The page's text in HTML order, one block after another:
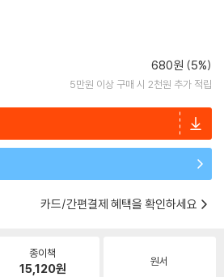
680원 (5%)
5만원 이상 구매 시 2천원 추가 적립
카드/간편결제 혜택을 확인하세요
종이책
15,120원 원서